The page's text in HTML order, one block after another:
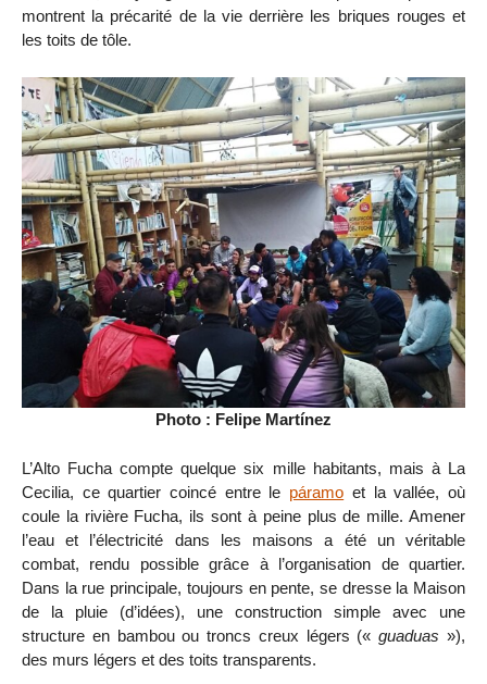
montrent la précarité de la vie derrière les briques rouges et
les toits de tôle.
Photo : Felipe Martínez
L’Alto Fucha compte quelque six mille habitants, mais à La
Cecilia, ce quartier coincé entre le páramo et la vallée, où
coule la rivière Fucha, ils sont à peine plus de mille. Amener
l’eau et l’électricité dans les maisons a été un véritable
combat, rendu possible grâce à l’organisation de quartier.
Dans la rue principale, toujours en pente, se dresse la Maison
de la pluie (d’idées), une construction simple avec une
structure en bambou ou troncs creux légers («guaduas »),
des murs légers et des toits transparents.